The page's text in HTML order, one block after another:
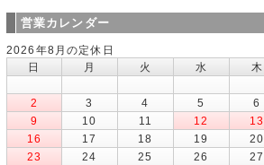
営業カレンダー
2026年8月の定休日
日
月 火 水 木
2
3 4 5 6
9
10 11 12 13
16
17 18 19 20
23
24 25 26 27